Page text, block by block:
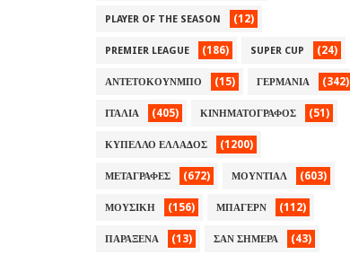
PLAYER OF THE SEASON (12)
PREMIER LEAGUE (186) SUPER CUP (24)
ΑΝΤΕΤΟΚΟΥΝΜΠΟ (15) ΓΕΡΜΑΝΙΑ (342)
ΙΤΑΛΙΑ (405) ΚΙΝΗΜΑΤΟΓΡΑΦΟΣ (51)
ΚΥΠΕΛΛΟ ΕΛΛΑΔΟΣ (1200)
ΜΕΤΑΓΡΑΦΕΣ (672) ΜΟΥΝΤΙΑΛ (603)
ΜΟΥΣΙΚΗ (156) ΜΠΑΓΕΡΝ (112)
ΠΑΡΑΞΕΝΑ (13) ΣΑΝ ΣΗΜΕΡΑ (43)